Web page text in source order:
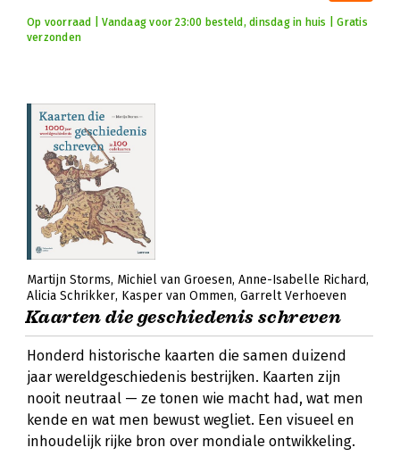
Op voorraad | Vandaag voor 23:00 besteld, dinsdag in huis | Gratis
verzonden
Martijn Storms Michiel van Groesen Anne-Isabelle Richard
Alicia Schrikker Kasper van Ommen Garrelt Verhoeven
Kaarten die geschiedenis schreven
Honderd historische kaarten die samen duizend
jaar wereldgeschiedenis bestrijken. Kaarten zijn
nooit neutraal — ze tonen wie macht had, wat men
kende en wat men bewust wegliet. Een visueel en
inhoudelijk rijke bron over mondiale ontwikkeling.